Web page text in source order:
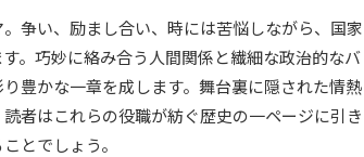
争い、励まし合い、時には苦悩しながら、国家
。巧妙に絡み合う人間関係と繊細な政治的なバ
豊かな一章を成します。舞台裏に隠された情熱
者はこれらの役職が紡ぐ歴史の一ページに引き
とでしょう。